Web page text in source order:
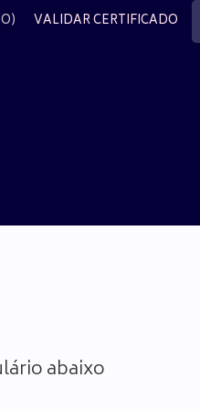
VALIDAR CERTIFICADO
abaixo